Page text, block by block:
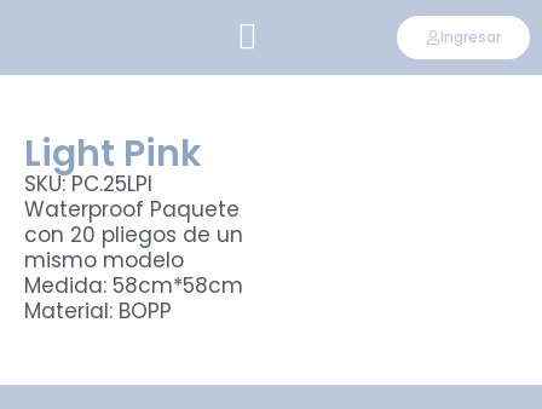
Ingresar
Light Pink
SKU: PC.25LPI
Waterproof Paquete
con 20 pliegos de un
mismo modelo
Medida: 58cm*58cm
Material: BOPP